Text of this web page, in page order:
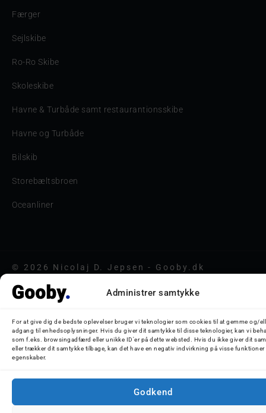
Administrer samtykke
For at give dig de bedste oplevelser bruger vi teknologier som cookies til at gemme og/
adgang til enhedsoplysninger. Hvis du giver dit samtykke til disse teknologier, kan vi
som f.eks. browsingadfærd eller unikke ID'er på dette websted. Hvis du ikke giver dit
eller trækker dit samtykke tilbage, kan det have en negativ indvirkning på visse funktioner
egenskaber.
Godkend
Færger
Sejlskibe
Ro-Ro Skibe
Skoleskibe
Havne & Turbåde samt restaurantionsskibe
Havne og Turbåde
Bilskib
Storebæltsbroen
Oceanliner
© 2026 Nicolaj D. Jepsen - Gooby.dk